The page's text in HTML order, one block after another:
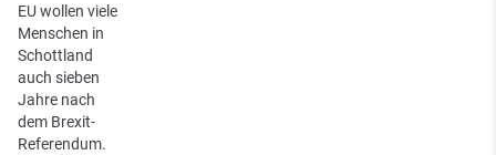
EU wollen viele
Menschen in
Schottland
auch sieben
Jahre nach
dem Brexit-
Referendum.